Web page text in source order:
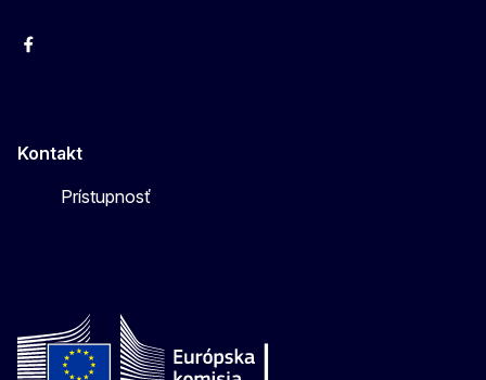
Facebook
Kontakt
Prístupnosť